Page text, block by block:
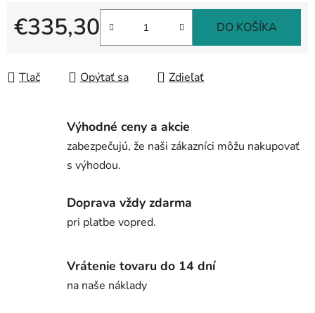
€335,30 DO KOŠÍKA
Tlač Opýtať sa Zdieľať
Výhodné ceny a akcie
zabezpečujú, že naši zákazníci môžu nakupovať
s výhodou.
Doprava vždy zdarma
pri platbe vopred.
Vrátenie tovaru do 14 dní
na naše náklady